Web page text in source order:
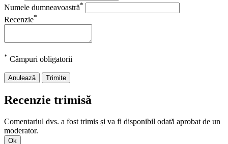
Numele dumneavoastră*
Recenzie*
* Câmpuri obligatorii
Anulează Trimite
Recenzie trimisă
Comentariul dvs. a fost trimis și va fi disponibil odată aprobat de un
moderator.
Ok